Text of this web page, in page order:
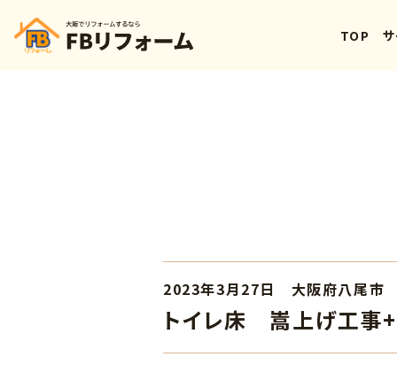
TOP
2023年3月27日 大阪府八尾市
トイレ床 嵩上げ工事